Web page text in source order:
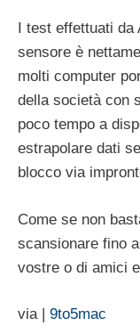
I test effettuati da
sensore è
molti computer
della società con
poco tempo a
estrapolare dati
blocco via
Come se non
scansionare fino
vostre o di amici
via | 9to5mac